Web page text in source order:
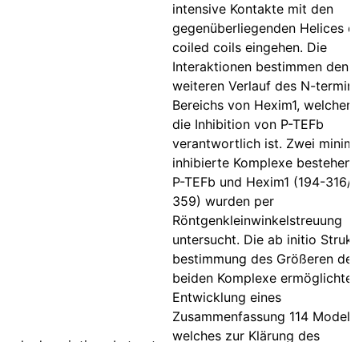
intensive Kontakte mit den
gegenüberliegenden Helices
coiled coils eingehen. Die
Interaktionen bestimmen den
weiteren Verlauf des N-
Bereichs von Hexim1, welcher
die Inhibition von P-TEFb
verantwortlich ist. Zwei
inhibierte Komplexe
P-TEFb und Hexim1 (194-316/
359) wurden per
Röntgenkleinwinkelstreuung
untersucht. Die ab initio
bestimmung des Größeren der
beiden Komplexe ermöglichte
Entwicklung eines
Zusammenfassung 114
welches zur Klärung des